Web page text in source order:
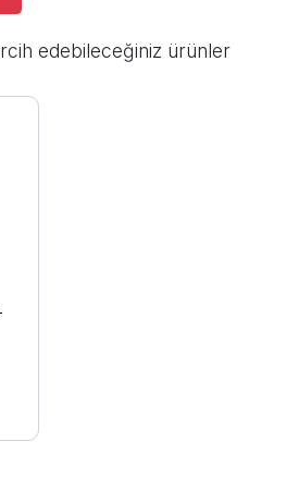
edebileceğiniz ürünler